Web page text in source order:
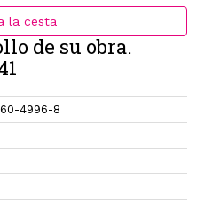
la cesta
de su obra.
4996-8